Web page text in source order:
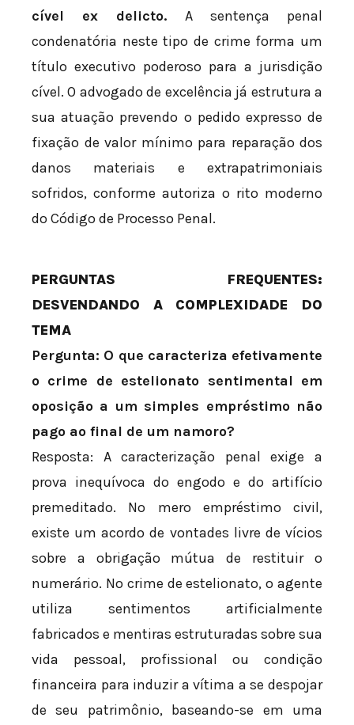
cível ex delicto. A sentença penal
condenatória neste tipo de crime forma um
título executivo poderoso para a jurisdição
cível. O advogado de excelência já estrutura a
sua atuação prevendo o pedido expresso de
fixação de valor mínimo para reparação dos
danos materiais e extrapatrimoniais
sofridos, conforme autoriza o rito moderno
do Código de Processo Penal.
PERGUNTAS FREQUENTES:
DESVENDANDO A COMPLEXIDADE DO
TEMA
Pergunta: O que caracteriza efetivamente
o crime de estelionato sentimental em
oposição a um simples empréstimo não
pago ao final de um namoro?
Resposta: A caracterização penal exige a
prova inequívoca do engodo e do artifício
premeditado. No mero empréstimo civil,
existe um acordo de vontades livre de vícios
sobre a obrigação mútua de restituir o
numerário. No crime de estelionato, o agente
utiliza sentimentos artificialmente
fabricados e mentiras estruturadas sobre sua
vida pessoal, profissional ou condição
financeira para induzir a vítima a se despojar
de seu patrimônio, baseando-se em uma